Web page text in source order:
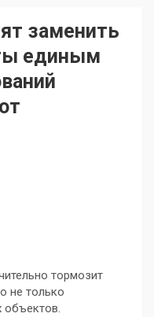
заменить
единым
тормозит
не только
объектов.